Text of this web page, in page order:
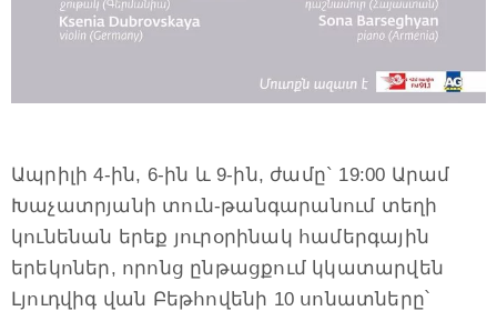
Ապրիլի 4-ին, 6-ին և 9-ին, ժամը` 19:00 Արամ
Խաչատրյանի տուն-թանգարանում տեղի
կունենան երեք յուրօրինակ համերգային
երեկոներ, որոնց ընթացքում կկատարվեն
Լյուդվիգ վան Բեթհովենի 10 սոնատները՝